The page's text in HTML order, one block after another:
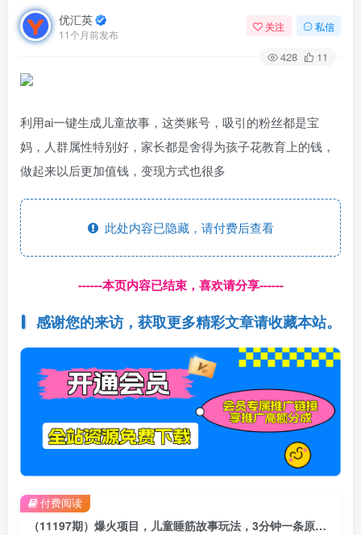
优汇英
11个月前发布
关注 私信
428 11
利用ai一键生成儿童故事，这类账号，吸引的粉丝都是宝
妈，人群属性特别好，家长都是舍得为孩子花教育上的钱，
做起来以后更加值钱，变现方式也很多
此处内容已隐藏，请付费后查看
------本页内容已结束，喜欢请分享------
感谢您的来访，获取更多精彩文章请收藏本站。
（11197期）爆火项目，儿童睡筋故事玩法，3分钟一条原创作品
付费阅读